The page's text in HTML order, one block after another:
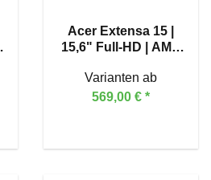
Acer Extensa 15 |
15,6" Full-HD | AMD
Varianten ab
569,00 € *